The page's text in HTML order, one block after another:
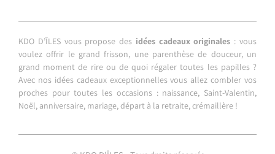
KDO D’ÎLES vous propose des idées cadeaux originales : vous
voulez offrir le grand frisson, une parenthèse de douceur, un
grand moment de rire ou de quoi régaler toutes les papilles ?
Avec nos idées cadeaux exceptionnelles vous allez combler vos
proches pour toutes les occasions : naissance, Saint-Valentin,
Noël, anniversaire, mariage, départ à la retraite, crémaillère !